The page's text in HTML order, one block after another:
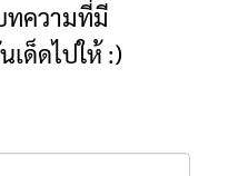
ทความที่มี
เด็ดไปให้ :)